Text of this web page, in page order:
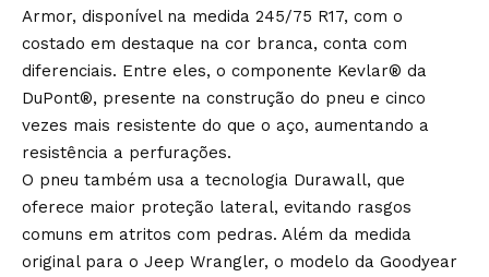
Armor, disponível na medida 245/75 R17, com o
costado em destaque na cor branca, conta com
diferenciais. Entre eles, o componente Kevlar® da
DuPont®, presente na construção do pneu e cinco
vezes mais resistente do que o aço, aumentando a
resistência a perfurações.
O pneu também usa a tecnologia Durawall, que
oferece maior proteção lateral, evitando rasgos
comuns em atritos com pedras. Além da medida
original para o Jeep Wrangler, o modelo da Goodyear